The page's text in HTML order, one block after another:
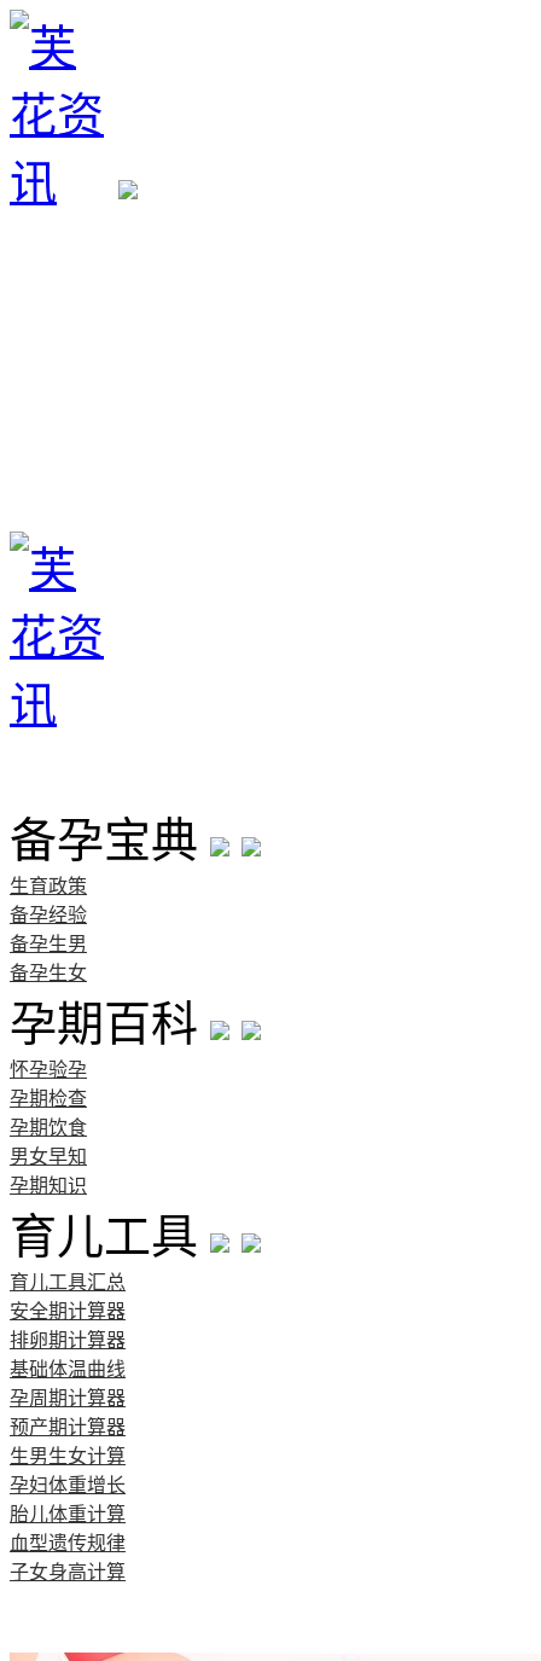
备孕宝典
生育政策
备孕经验
备孕生男
备孕生女
孕期百科
怀孕验孕
孕期检查
孕期饮食
男女早知
孕期知识
育儿工具
育儿工具汇总
安全期计算器
排卵期计算器
基础体温曲线
孕周期计算器
预产期计算器
生男生女计算
孕妇体重增长
胎儿体重计算
血型遗传规律
子女身高计算